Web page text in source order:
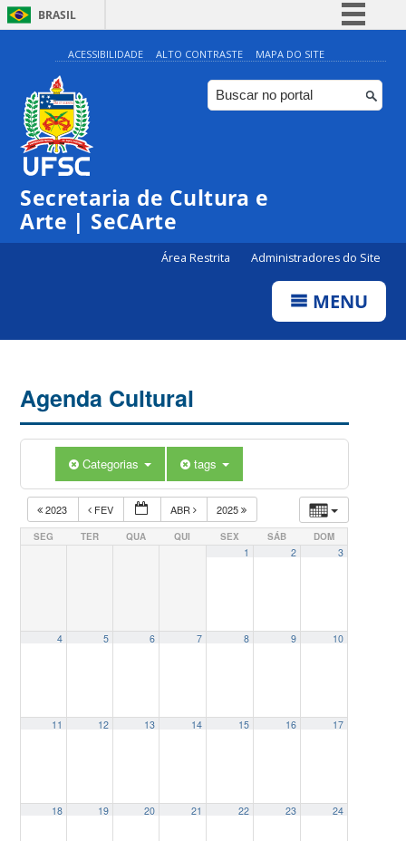
BRASIL
Simplifique!
Comunica BR
Participe
ACESSIBILIDADE ALTO CONTRASTE MAPA DO SITE
Secretaria de Cultura e
Arte | SeCArte
Área Restrita Administradores do Site
MENU
Agenda Cultural
Categorias tags
2023 FEV ABR 2025
SEG TER QUA QUI SEX SÁB DOM
1 2 3
4 5 6 7 8 9 10
11 12 13 14 15 16 17
18 19 20 21 22 23 24